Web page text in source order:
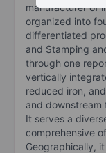
manufacturer of
organized into
differentiated
and Stamping
through one
vertically
reduced iron,
and downstream
It serves a
comprehensive
Geographically,